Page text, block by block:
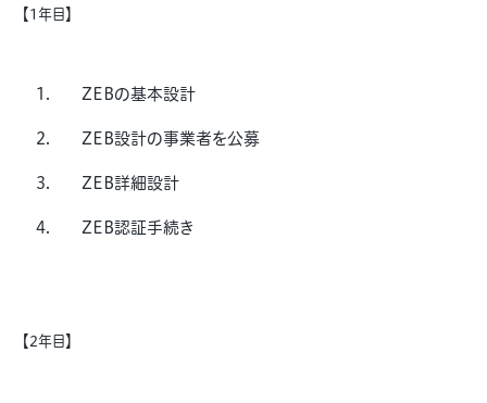
【1年目】
ZEBの基本設計
ZEB設計の事業者を公募
ZEB詳細設計
ZEB認証手続き
【2年目】